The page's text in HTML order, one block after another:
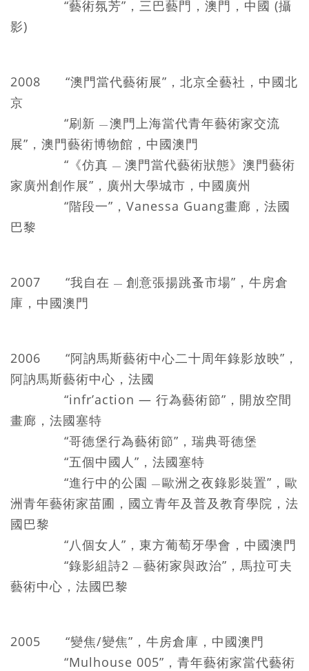
“藝術氛芳”，三巴藝門，澳門，中國 (攝
影)
2008 “澳門當代藝術展”，北京全藝社，中國北
京
“刷新 — 澳門上海當代青年藝術家交流
展”，澳門藝術博物館，中國澳門
“《仿真 — 澳門當代藝術狀態》澳門藝術
家廣州創作展”，廣州大學城市，中國廣州
“階段一”，Vanessa Guang畫廊，法國
巴黎
2007 “我自在 — 創意張揚跳蚤市場”，牛房倉
庫，中國澳門
2006 “阿訥馬斯藝術中心二十周年錄影放映”，
阿訥馬斯藝術中心，法國
“infr’action — 行為藝術節”，開放空間
畫廊，法國塞特
“哥德堡行為藝術節”，瑞典哥德堡
“五個中國人”，法國塞特
“進行中的公園 — 歐洲之夜錄影裝置”，歐
洲青年藝術家苗圃，國立青年及普及教育學院，法
國巴黎
“八個女人”，東方葡萄牙學會，中國澳門
“錄影組詩2 — 藝術家與政治”，馬拉可夫
藝術中心，法國巴黎
2005 “變焦/變焦”，牛房倉庫，中國澳門
“Mulhouse 005”，青年藝術家當代藝術